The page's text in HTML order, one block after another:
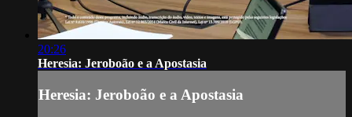
20:26
Heresia: Jeroboão e a Apostasia
Heresia: Jeroboão e a Apostasia